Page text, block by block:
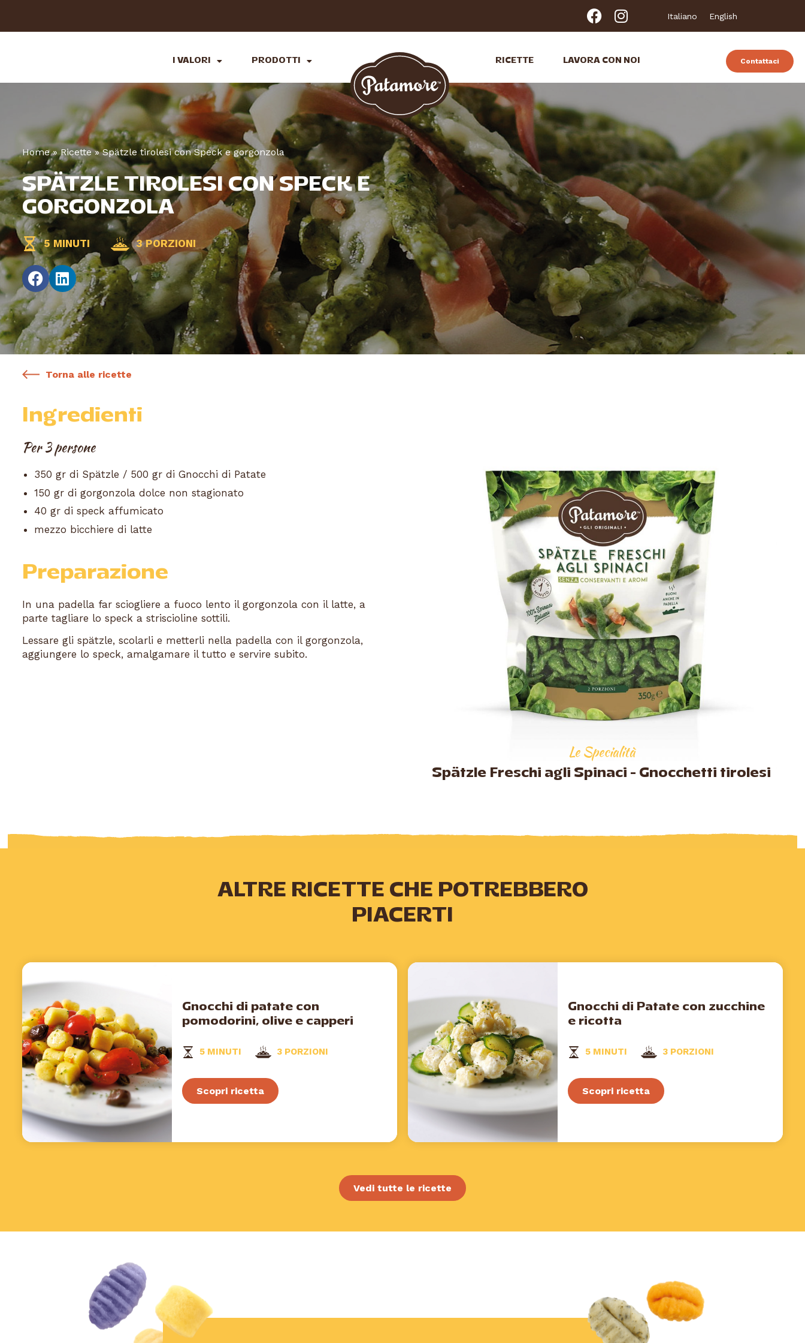
Italiano English
I VALORI PRODOTTI RICETTE LAVORA CON NOI Contattaci
Home»Ricette»Spätzle tirolesi con Speck e gorgonzola
SPÄTZLE TIROLESI CON SPECK E
GORGONZOLA
5 MINUTI 3 PORZIONI
Torna alle ricette
Ingredienti
Per 3 persone
350 gr di Spätzle / 500 gr di Gnocchi di Patate
150 gr di gorgonzola dolce non stagionato
40 gr di speck affumicato
mezzo bicchiere di latte
Preparazione
In una padella far sciogliere a fuoco lento il gorgonzola con il latte, a
parte tagliare lo speck a striscioline sottili.
Lessare gli spätzle, scolarli e metterli nella padella con il gorgonzola,
aggiungere lo speck, amalgamare il tutto e servire subito.
Le Specialità
Spätzle Freschi agli Spinaci – Gnocchetti tirolesi
ALTRE RICETTE CHE POTREBBERO
PIACERTI
Gnocchi di patate con
pomodorini, olive e capperi
5 MINUTI 3 PORZIONI
Scopri ricetta
Gnocchi di Patate con zucchine
e ricotta
5 MINUTI 3 PORZIONI
Scopri ricetta
Vedi tutte le ricette